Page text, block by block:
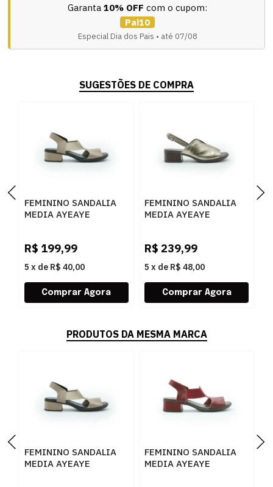
Garanta 10% OFF com o cupom:
Pai10
Especial Dia dos Pais • até 07/08
SUGESTÕES DE COMPRA
FEMININO SANDALIA
MEDIA AYEAYE
R$ 199,99
5 x de R$ 40,00
FEMININO SANDALIA
MEDIA AYEAYE
R$ 239,99
5 x de R$ 48,00
PRODUTOS DA MESMA MARCA
FEMININO SANDALIA
MEDIA AYEAYE
FEMININO SANDALIA
MEDIA AYEAYE